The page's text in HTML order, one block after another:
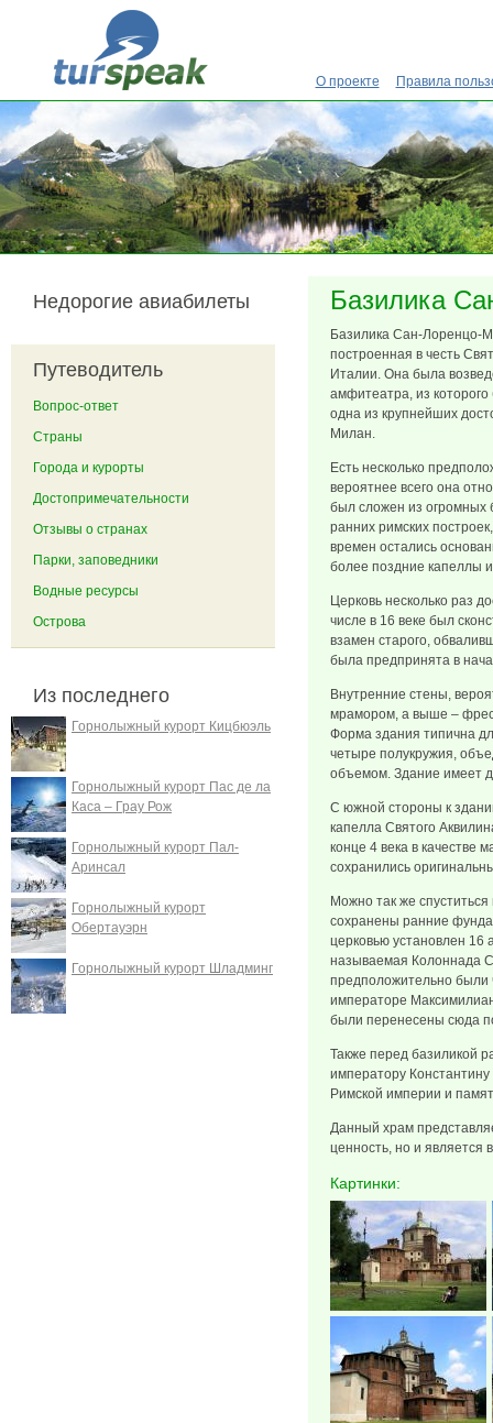
Перейти к основному содержанию
О проекте Правила
Базилика
Базилика Сан-Лоренцо-
построенная в честь
Италии. Она была
амфитеатра, из
одна из крупнейших
Милан.
Есть несколько
вероятнее всего она
был сложен из огромных
ранних римских
времен остались
более поздние капеллы
Церковь несколько раз
числе в 16 веке был
взамен старого,
была предпринята в
Внутренние стены,
мрамором, а выше –
Форма здания типична
четыре полукружия,
объемом. Здание имеет
С южной стороны к
капелла Святого
конце 4 века в качестве
сохранились
Можно так же
сохранены ранние
церковью установлен 16
называемая Колоннада
предположительно были
императоре
были перенесены сюда
Также перед базиликой
императору
Римской империи и
Данный храм
ценность, но и является
Картинки:
Недорогие авиабилеты
Путеводитель
Вопрос-ответ
Страны
Города и курорты
Достопримечательности
Отзывы о странах
Парки, заповедники
Водные ресурсы
Острова
Из последнего
Горнолыжный курорт Кицбюэль
Горнолыжный курорт Пас де ла
Каса – Грау Рож
Горнолыжный курорт Пал-
Аринсал
Горнолыжный курорт
Обертауэрн
Горнолыжный курорт Шладминг